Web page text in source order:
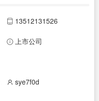
13512131526
上市公司
sye7f0d